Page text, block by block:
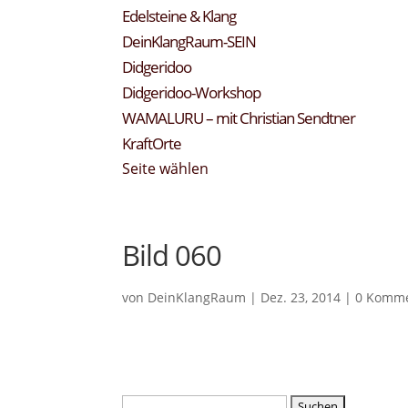
Edelsteine & Klang
DeinKlangRaum-SEIN
Didgeridoo
Didgeridoo-Workshop
WAMALURU – mit Christian Sendtner
KraftOrte
Seite wählen
Bild 060
von DeinKlangRaum | Dez. 23, 2014 |0